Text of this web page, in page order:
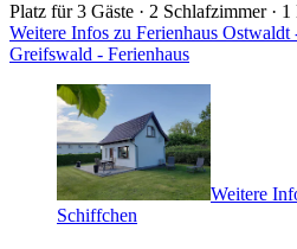
Platz für 3 Gäste · 2 Schlafzimmer ·
Weitere Infos zu Ferienhaus
Greifswald - Ferienhaus
Weitere
Schiffchen